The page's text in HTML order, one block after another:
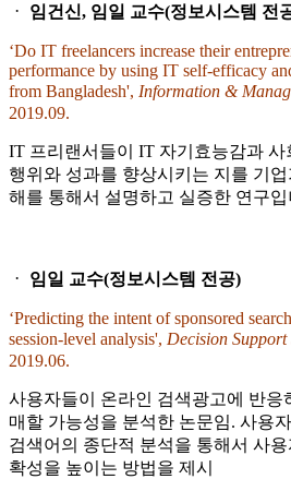
ᆞ 임건신, 임일 교수(정보시스템 전
‘Do IT freelancers increase their
performance by using IT self-efficacy
from Bangladesh', Information &
2019.09.
IT 프리랜서들이 IT 자기효능감과
행위와 성과를 향상시키는 지를 기
해를 통해서 설명하고 실증한 연구입
ᆞ 임일 교수(정보시스템 전공)
‘Predicting the intent of sponsored
session-level analysis', Decision Support
2019.06.
사용자들이 온라인 검색광고에 반응
매할 가능성을 분석한 논문임. 사용
검색어의 종단적 분석을 통해서 사
확성을 높이는 방법을 제시